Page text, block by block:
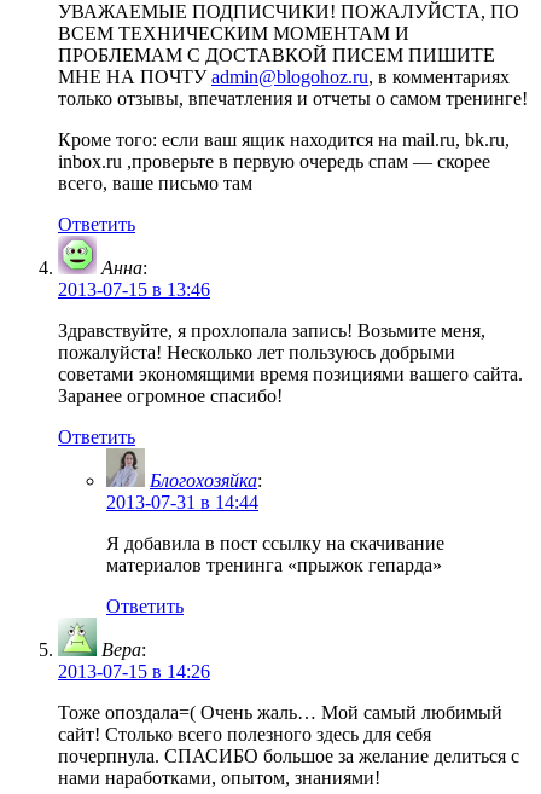
УВАЖАЕМЫЕ ПОДПИСЧИКИ! ПОЖАЛУЙСТА, ПО
ВСЕМ ТЕХНИЧЕСКИМ МОМЕНТАМ И
ПРОБЛЕМАМ С ДОСТАВКОЙ ПИСЕМ ПИШИТЕ
МНЕ НА ПОЧТУadmin@blogohoz.ru, в комментариях
только отзывы, впечатления и отчеты о самом тренинге!
Кроме того: если ваш ящик находится на mail.ru, bk.ru,
inbox.ru ,проверьте в первую очередь спам — скорее
всего, ваше письмо там
Ответить
Анна:
2013-07-15 в 13:46
Здравствуйте, я прохлопала запись! Возьмите меня,
пожалуйста! Несколько лет пользуюсь добрыми
советами экономящими время позициями вашего сайта.
Заранее огромное спасибо!
Ответить
Блогохозяйка:
2013-07-31 в 14:44
Я добавила в пост ссылку на скачивание
материалов тренинга «прыжок гепарда»
Ответить
Вера:
2013-07-15 в 14:26
Тоже опоздала=( Очень жаль… Мой самый любимый
сайт! Столько всего полезного здесь для себя
почерпнула. СПАСИБО большое за желание делиться с
нами наработками, опытом, знаниями!